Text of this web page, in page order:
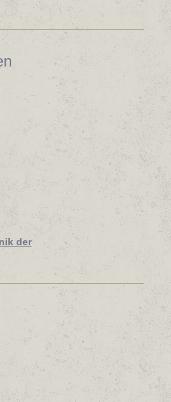
der